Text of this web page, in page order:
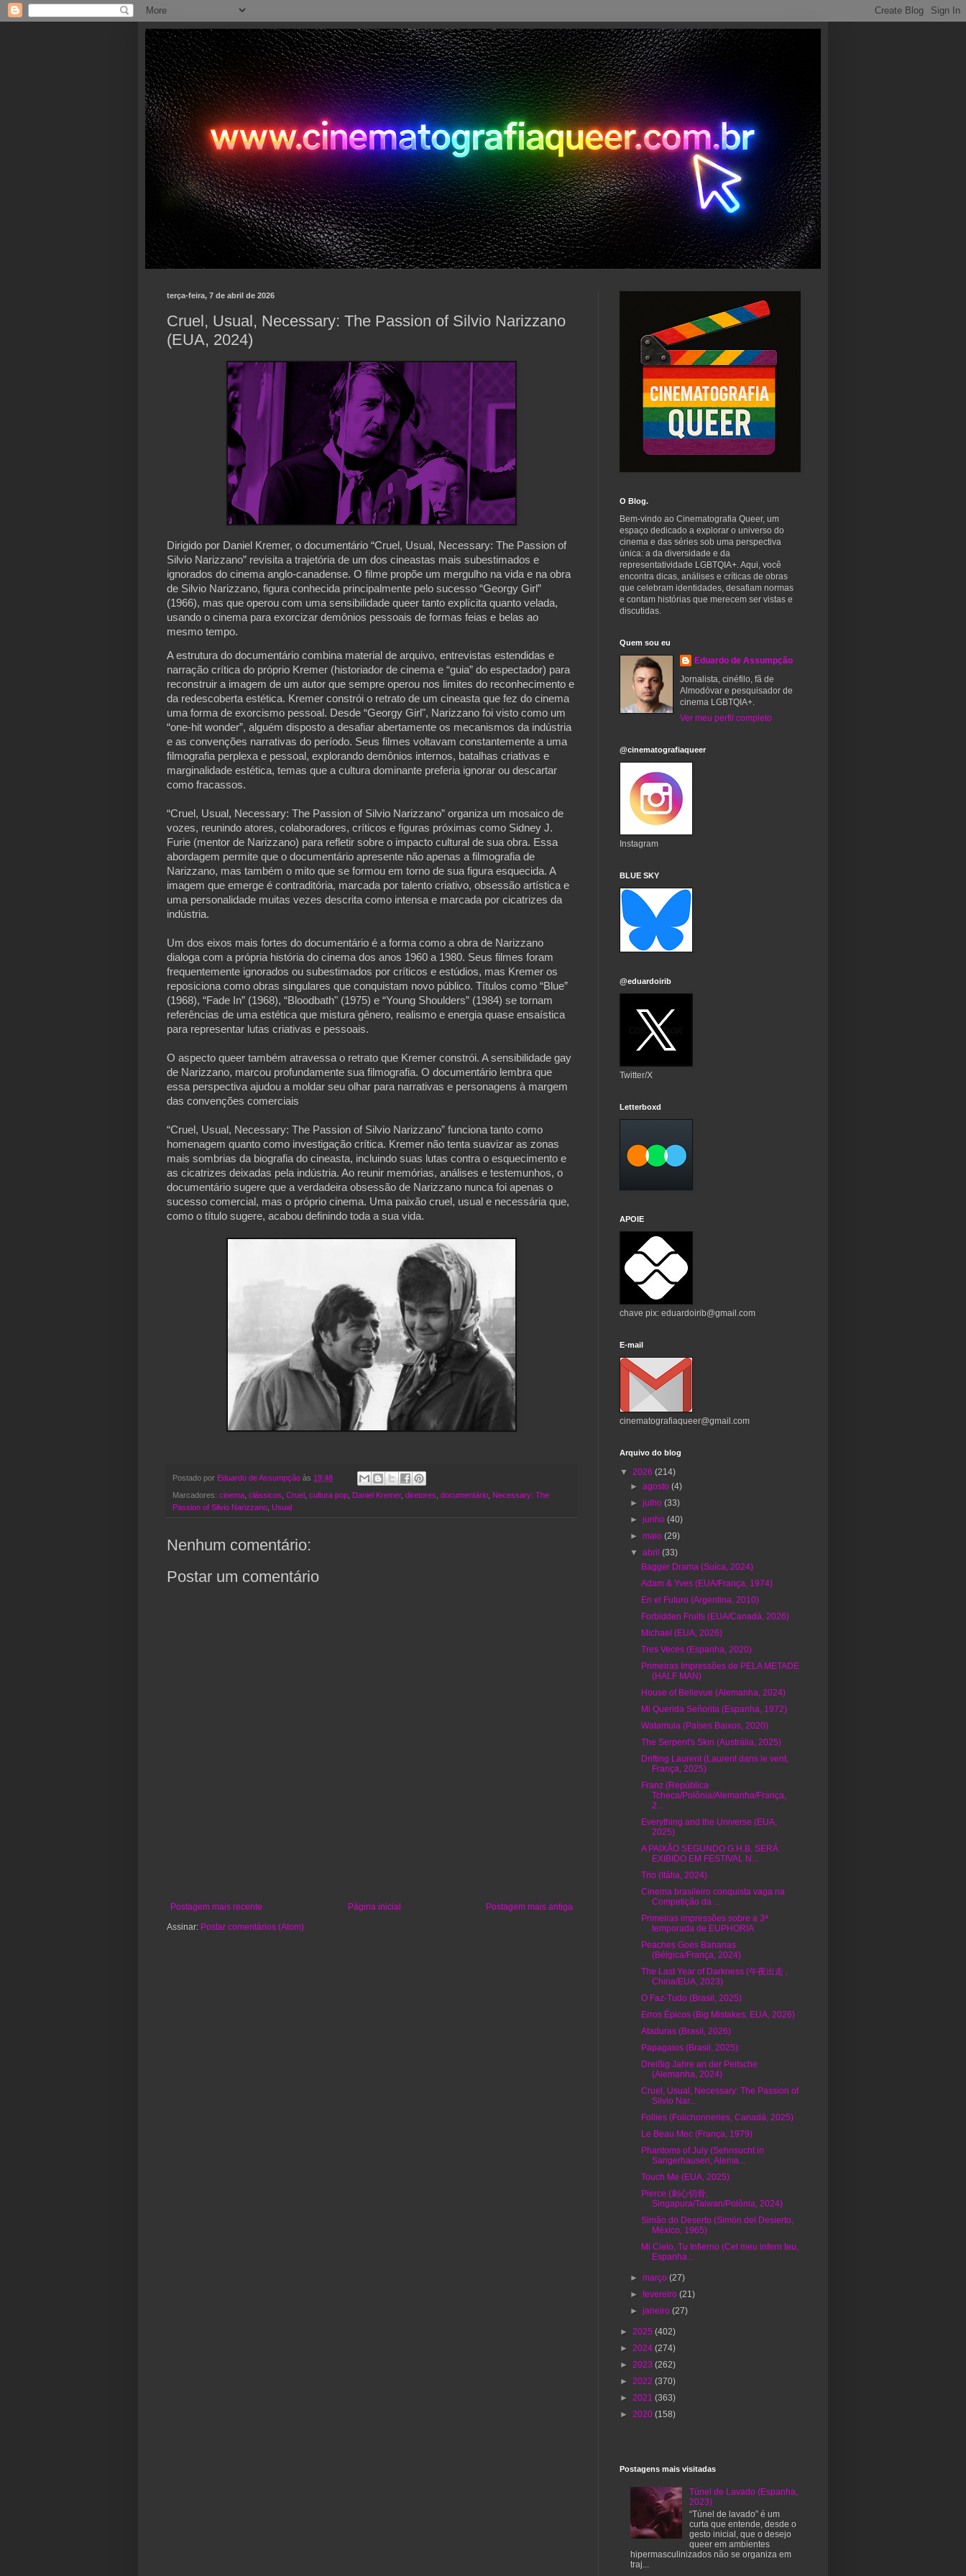
terça-feira, 7 de abril de 2026
Cruel, Usual, Necessary: The Passion of Silvio Narizzano
(EUA, 2024)
Dirigido por Daniel Kremer, o documentário “Cruel, Usual, Necessary: The Passion of
Silvio Narizzano” revisita a trajetória de um dos cineastas mais subestimados e
ignorados do cinema anglo-canadense. O filme propõe um mergulho na vida e na obra
de Silvio Narizzano, figura conhecida principalmente pelo sucesso “Georgy Girl”
(1966), mas que operou com uma sensibilidade queer tanto explícita quanto velada,
usando o cinema para exorcizar demônios pessoais de formas feias e belas ao
mesmo tempo.
A estrutura do documentário combina material de arquivo, entrevistas estendidas e
narração crítica do próprio Kremer (historiador de cinema e “guia” do espectador) para
reconstruir a imagem de um autor que sempre operou nos limites do reconhecimento e
da redescoberta estética. Kremer constrói o retrato de um cineasta que fez do cinema
uma forma de exorcismo pessoal. Desde “Georgy Girl", Narizzano foi visto como um
“one-hit wonder”, alguém disposto a desafiar abertamente os mecanismos da indústria
e as convenções narrativas do período. Seus filmes voltavam constantemente a uma
filmografia perplexa e pessoal, explorando demônios internos, batalhas criativas e
marginalidade estética, temas que a cultura dominante preferia ignorar ou descartar
como fracassos.
“Cruel, Usual, Necessary: The Passion of Silvio Narizzano” organiza um mosaico de
vozes, reunindo atores, colaboradores, críticos e figuras próximas como Sidney J.
Furie (mentor de Narizzano) para refletir sobre o impacto cultural de sua obra. Essa
abordagem permite que o documentário apresente não apenas a filmografia de
Narizzano, mas também o mito que se formou em torno de sua figura esquecida. A
imagem que emerge é contraditória, marcada por talento criativo, obsessão artística e
uma personalidade muitas vezes descrita como intensa e marcada por cicatrizes da
indústria.
Um dos eixos mais fortes do documentário é a forma como a obra de Narizzano
dialoga com a própria história do cinema dos anos 1960 a 1980. Seus filmes foram
frequentemente ignorados ou subestimados por críticos e estúdios, mas Kremer os
reposiciona como obras singulares que conquistam novo público. Títulos como “Blue”
(1968), “Fade In” (1968), “Bloodbath" (1975) e “Young Shoulders” (1984) se tornam
referências de uma estética que mistura gênero, realismo e energia quase ensaística
para representar lutas criativas e pessoais.
O aspecto queer também atravessa o retrato que Kremer constrói. A sensibilidade gay
de Narizzano, marcou profundamente sua filmografia. O documentário lembra que
essa perspectiva ajudou a moldar seu olhar para narrativas e personagens à margem
das convenções comerciais
“Cruel, Usual, Necessary: The Passion of Silvio Narizzano” funciona tanto como
homenagem quanto como investigação crítica. Kremer não tenta suavizar as zonas
mais sombrias da biografia do cineasta, incluindo suas lutas contra o esquecimento e
as cicatrizes deixadas pela indústria. Ao reunir memórias, análises e testemunhos, o
documentário sugere que a verdadeira obsessão de Narizzano nunca foi apenas o
sucesso comercial, mas o próprio cinema. Uma paixão cruel, usual e necessária que,
como o título sugere, acabou definindo toda a sua vida.
Postado por Eduardo de Assumpção às 19:48
Marcadores: cinema, clássicos, Cruel , cultura pop, Daniel Kremer, diretores, documentário, Necessary: The
Passion of Silvio Narizzano, Usual
Nenhum comentário:
Postar um comentário
Postagem mais recente Postagem mais antiga
Página inicial
Assinar: Postar comentários (Atom)
O Blog.
Bem-vindo ao Cinematografia Queer, um
espaço dedicado a explorar o universo do
cinema e das séries sob uma perspectiva
única: a da diversidade e da
representatividade LGBTQIA+. Aqui, você
encontra dicas, análises e críticas de obras
que celebram identidades, desafiam normas
e contam histórias que merecem ser vistas e
discutidas.
Quem sou eu
Eduardo de Assumpção
Jornalista, cinéfilo, fã de
Almodóvar e pesquisador de
cinema LGBTQIA+.
Ver meu perfil completo
@cinematografiaqueer
Instagram
BLUE SKY
@eduardoirib
Twitter/X
Letterboxd
APOIE
chave pix: eduardoirib@gmail.com
E-mail
cinematografiaqueer@gmail.com
Arquivo do blog
▼ 2026 (214)
►agosto(4)
►julho(33)
►junho(40)
►maio(29)
▼abril(33)
Bagger Drama (Suíca, 2024)
Adam & Yves (EUA/França, 1974)
En el Futuro (Argentina, 2010)
Forbidden Fruits (EUA/Canadá, 2026)
Michael (EUA, 2026)
Tres Veces (Espanha, 2020)
Primeiras Impressões de PELA METADE
(HALF MAN)
House of Bellevue (Alemanha, 2024)
Mi Querida Señorita (Espanha, 1972)
Watamula (Países Baixos, 2020)
The Serpent's Skin (Austrália, 2025)
Drifting Laurent (Laurent dans le vent,
França, 2025)
Franz (República
Tcheca/Polônia/Alemanha/França,
2...
Everything and the Universe (EUA,
2025)
A PAIXÃO SEGUNDO G.H.B. SERÁ
EXIBIDO EM FESTIVAL N...
Trio (Itália, 2024)
Cinema brasileiro conquista vaga na
Competição da ...
Primeiras impressões sobre a 3ª
temporada de EUPHORIA
Peaches Goes Bananas
(Bélgica/França, 2024)
The Last Year of Darkness (午夜出走 ,
China/EUA, 2023)
O Faz-Tudo (Brasil, 2025)
Erros Épicos (Big Mistakes, EUA, 2026)
Ataduras (Brasil, 2026)
Papagaios (Brasil, 2025)
Dreißig Jahre an der Peitsche
(Alemanha, 2024)
Cruel, Usual, Necessary: The Passion of
Silvio Nar...
Follies (Folichonneries, Canadá, 2025)
Le Beau Mec (França, 1979)
Phantoms of July (Sehnsucht in
Sangerhausen, Alema...
Touch Me (EUA, 2025)
Pierce (刺心切骨,
Singapura/Taiwan/Polônia, 2024)
Simão do Deserto (Simón del Desierto,
México, 1965)
Mi Cielo, Tu Infierno (Cel meu infern teu,
Espanha...
►março(27)
►fevereiro(21)
►janeiro(27)
► 2025 (402)
► 2024 (274)
► 2023 (262)
► 2022 (370)
► 2021 (363)
► 2020 (158)
Postagens mais visitadas
Túnel de Lavado (Espanha,
2023)
“Túnel de lavado” é um
curta que entende, desde o
gesto inicial, que o desejo
queer em ambientes
hipermasculinizados não se organiza em
traj...